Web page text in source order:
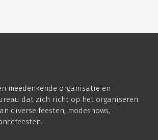
meedenkende organisatie en
dat zich richt op het organiseren
diverse feesten, modeshows,